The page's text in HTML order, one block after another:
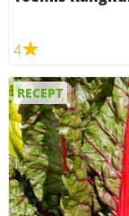
4
RECEPT